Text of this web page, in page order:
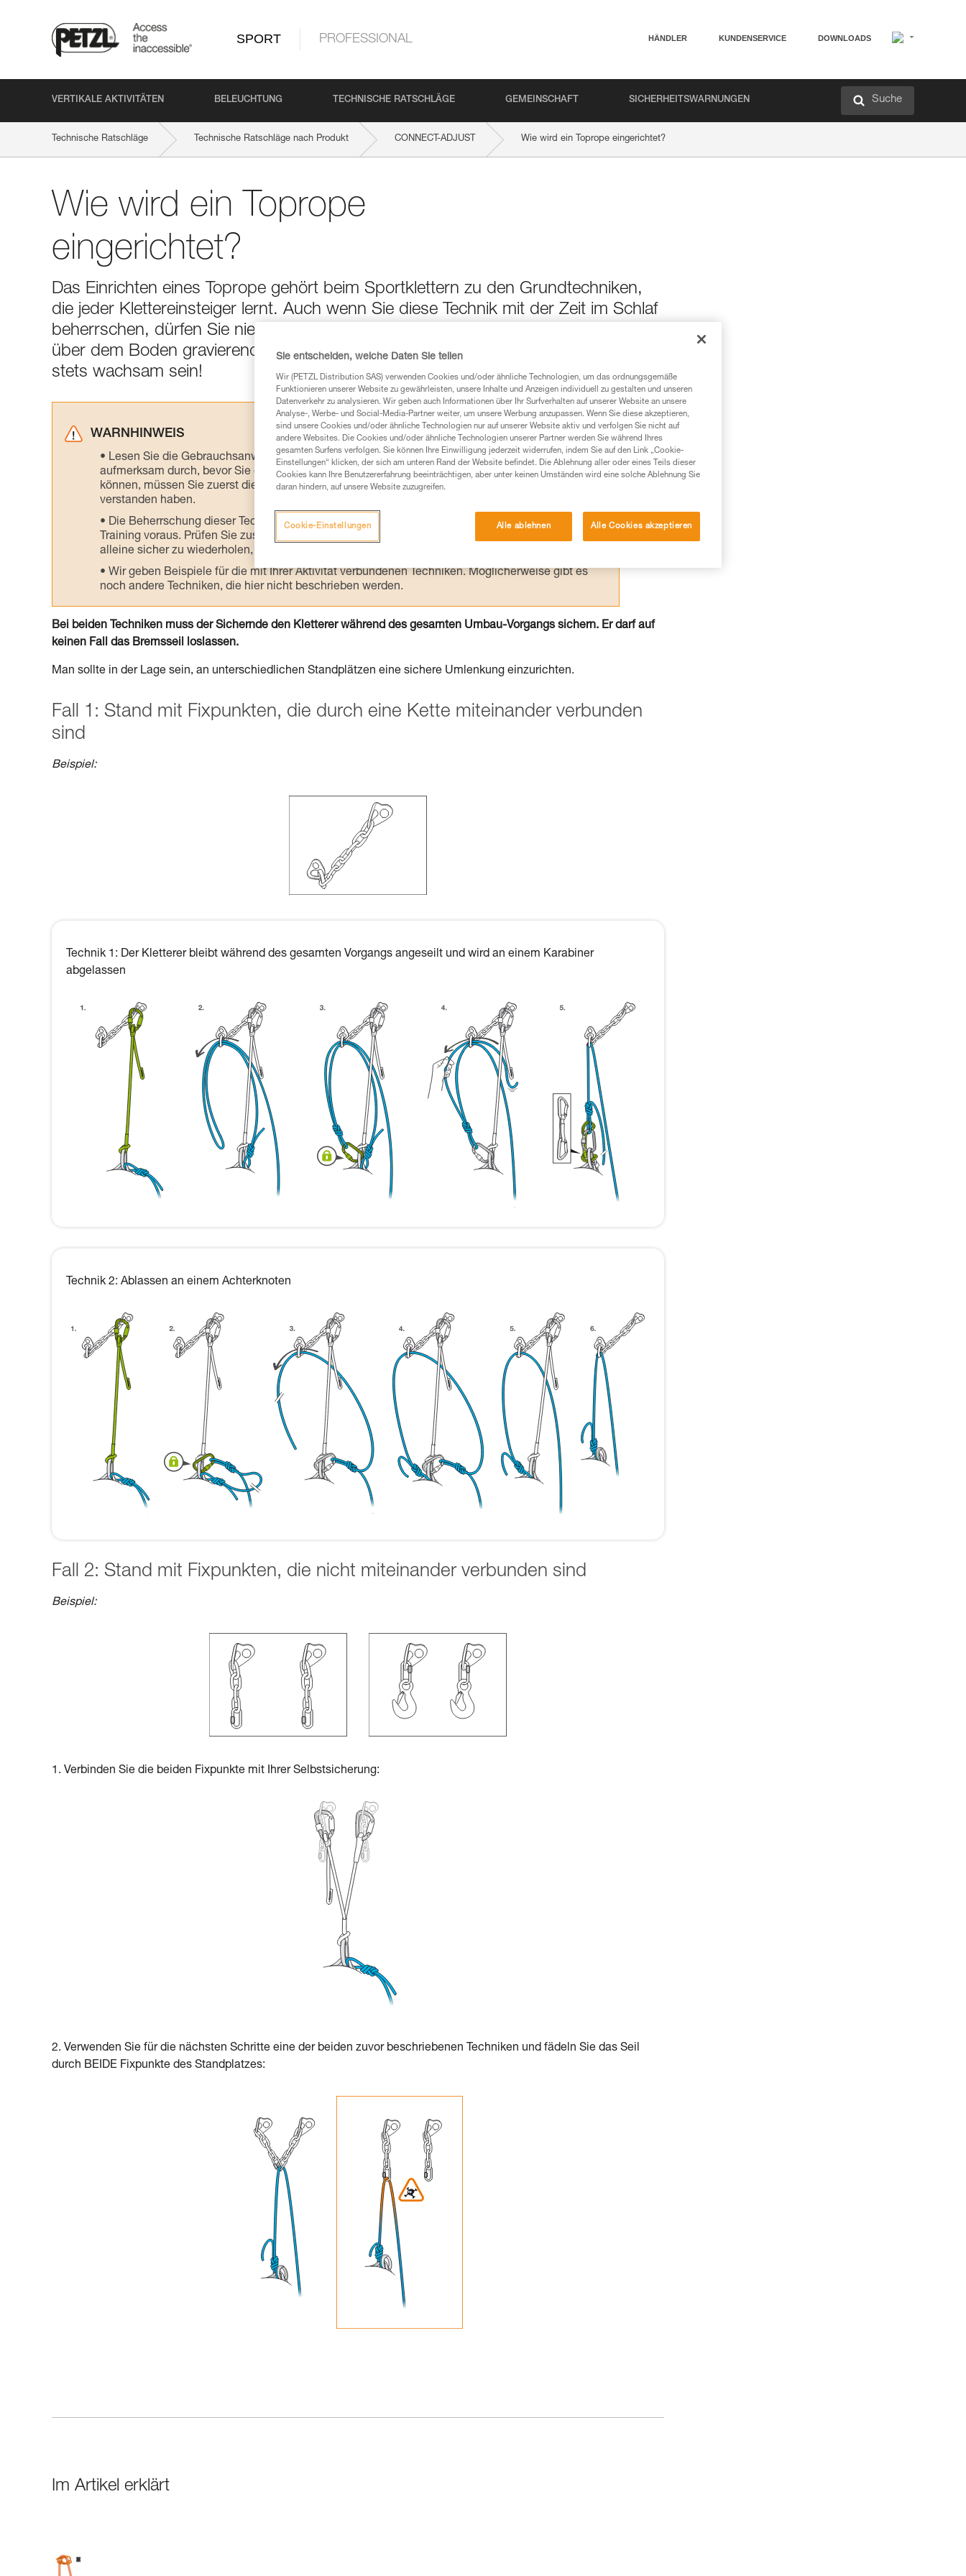
SPORT PROFESSIONAL HÄNDLER KUNDENSERVICE DOWNLOADS
VERTIKALE AKTIVITÄTEN BELEUCHTUNG TECHNISCHE RATSCHLÄGE GEMEINSCHAFT SICHERHEITSWARNUNGEN Suche
Technische Ratschläge Technische Ratschläge nach Produkt CONNECT-ADJUST Wie wird ein Toprope eingerichtet?
Wie wird ein Toprope
eingerichtet?
Das Einrichten eines Toprope gehört beim Sportklettern zu den Grundtechniken,
die jeder Klettereinsteiger lernt. Auch wenn Sie diese Technik mit der Zeit im Schlaf
beherrschen, dürfen Sie niemals außer Acht lassen, dass ein Fehler 30 oder 40 m
über dem Boden gravierende Folgen haben kann. Kletterer und Sichernde müssen
stets wachsam sein!
WARNHINWEIS
Lesen Sie die Gebrauchsanweisungen der Produkte, um die es in diesem Tech Tipp geht,
aufmerksam durch, bevor Sie diesen zu Rate ziehen. Um diese Zusatzinformationen verstehen zu
können, müssen Sie zuerst die in der Gebrauchsanweisung enthaltenen Informationen richtig
verstanden haben.
Die Beherrschung dieser Techniken setzt eine entsprechende Ausbildung und ein spezielles
Training voraus. Prüfen Sie zusammen mit einem Profi, ob Sie in der Lage sind, den Vorgang
alleine sicher zu wiederholen, bevor Sie ihn eigenständig durchführen.
Wir geben Beispiele für die mit Ihrer Aktivität verbundenen Techniken. Möglicherweise gibt es
noch andere Techniken, die hier nicht beschrieben werden.
Bei beiden Techniken muss der Sichernde den Kletterer während des gesamten Umbau-Vorgangs sichern. Er darf auf
keinen Fall das Bremsseil loslassen.
Man sollte in der Lage sein, an unterschiedlichen Standplätzen eine sichere Umlenkung einzurichten.
Fall 1: Stand mit Fixpunkten, die durch eine Kette miteinander verbunden
sind
Beispiel:
Technik 1: Der Kletterer bleibt während des gesamten Vorgangs angeseilt und wird an einem Karabiner
abgelassen
Technik 2: Ablassen an einem Achterknoten
Fall 2: Stand mit Fixpunkten, die nicht miteinander verbunden sind
Beispiel:
1. Verbinden Sie die beiden Fixpunkte mit Ihrer Selbstsicherung:
2. Verwenden Sie für die nächsten Schritte eine der beiden zuvor beschriebenen Techniken und fädeln Sie das Seil
durch BEIDE Fixpunkte des Standplatzes:
Im Artikel erklärt
Sie entscheiden, welche Daten Sie teilen
Wir (PETZL Distribution SAS) verwenden Cookies und/oder ähnliche Technologien, um das ordnungsgemäße
Funktionieren unserer Website zu gewährleisten, unsere Inhalte und Anzeigen individuell zu gestalten und unseren
Datenverkehr zu analysieren. Wir geben auch Informationen über Ihr Surfverhalten auf unserer Website an unsere
Analyse-, Werbe- und Social-Media-Partner weiter, um unsere Werbung anzupassen. Wenn Sie diese akzeptieren,
sind unsere Cookies und/oder ähnliche Technologien nur auf unserer Website aktiv und verfolgen Sie nicht auf
andere Websites. Die Cookies und/oder ähnliche Technologien unserer Partner werden Sie während Ihres
gesamten Surfens verfolgen. Sie können Ihre Einwilligung jederzeit widerrufen, indem Sie auf den Link „Cookie-
Einstellungen“ klicken, der sich am unteren Rand der Website befindet. Die Ablehnung aller oder eines Teils dieser
Cookies kann Ihre Benutzererfahrung beeinträchtigen, aber unter keinen Umständen wird eine solche Ablehnung Sie
daran hindern, auf unsere Website zuzugreifen.
Alle ablehnen Alle Cookies akzeptieren
Cookie-Einstellungen